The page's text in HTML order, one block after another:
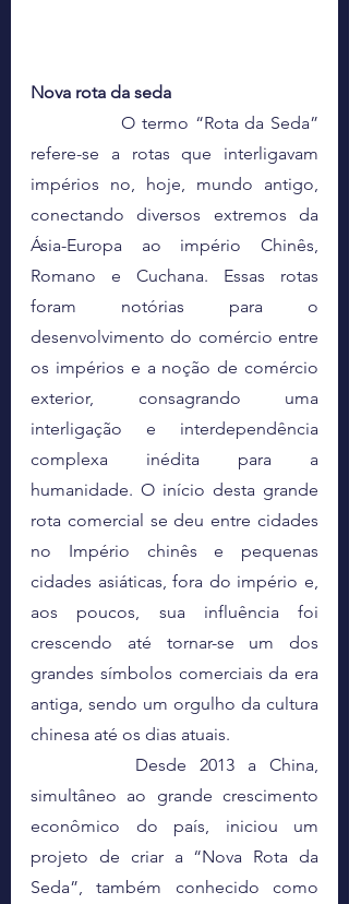
Nova rota da seda
		O termo “Rota da Seda”
refere-se a rotas que interligavam
impérios no, hoje, mundo antigo,
conectando diversos extremos da
Ásia-Europa ao império Chinês,
Romano e Cuchana. Essas rotas
foram notórias para o
desenvolvimento do comércio entre
os impérios e a noção de comércio
exterior, consagrando uma
interligação e interdependência
complexa inédita para a
humanidade. O início desta grande
rota comercial se deu entre cidades
no Império chinês e pequenas
cidades asiáticas, fora do império e,
aos poucos, sua influência foi
crescendo até tornar-se um dos
grandes símbolos comerciais da era
antiga, sendo um orgulho da cultura
chinesa até os dias atuais.
simultâneo ao grande crescimento
econômico do país, iniciou um
projeto de criar a “Nova Rota da
Seda”, também conhecido como